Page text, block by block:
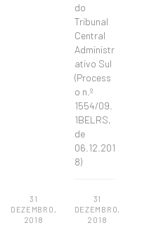
do
Tribunal
Central
Administr
ativo Sul
(Process
o n.º
1554/09.
1BELRS,
de
06.12.201
8)
31
DEZEMBRO,
2018
31
DEZEMBRO,
2018